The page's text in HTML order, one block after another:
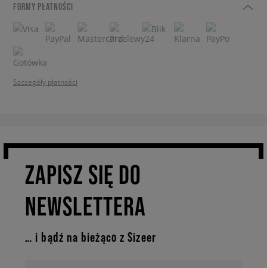
FORMY PŁATNOŚCI
Szczegóły płatności
ZAPISZ SIĘ DO
NEWSLETTERA
… i bądź na bieżąco z Sizeer